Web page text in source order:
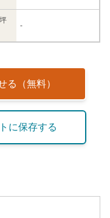
-
る（無料）
に保存する